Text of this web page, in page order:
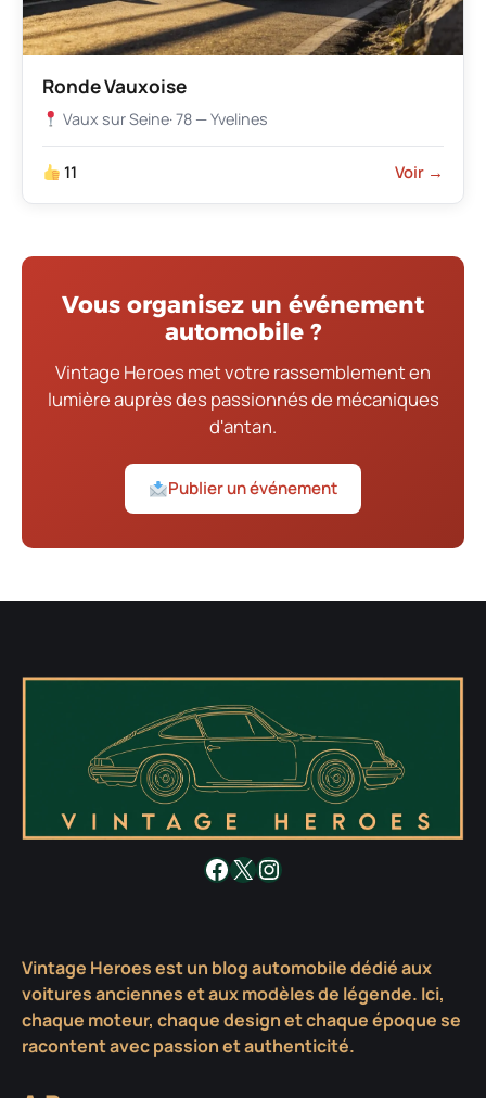
Ronde Vauxoise
Vaux sur Seine· 78 — Yvelines
11 Voir →
Vous organisez un événement
automobile ?
Vintage Heroes met votre rassemblement en
lumière auprès des passionnés de mécaniques
d'antan.
Publier un événement
Facebook
X Instagram
Vintage Heroes est un blog automobile dédié aux
voitures anciennes et aux modèles de légende. Ici,
chaque moteur, chaque design et chaque époque se
racontent avec passion et authenticité.